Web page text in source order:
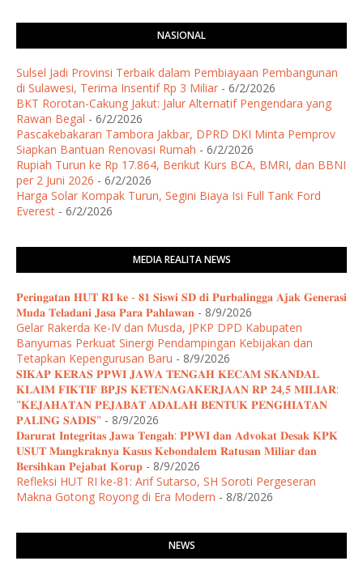
NASIONAL
Sulsel Jadi Provinsi Terbaik dalam Pembiayaan Pembangunan
di Sulawesi, Terima Insentif Rp 3 Miliar - 6/2/2026
BKT Rorotan-Cakung Jakut: Jalur Alternatif Pengendara yang
Rawan Begal - 6/2/2026
Pascakebakaran Tambora Jakbar, DPRD DKI Minta Pemprov
Siapkan Bantuan Renovasi Rumah - 6/2/2026
Rupiah Turun ke Rp 17.864, Berikut Kurs BCA, BMRI, dan BBNI
per 2 Juni 2026 - 6/2/2026
Harga Solar Kompak Turun, Segini Biaya Isi Full Tank Ford
Everest - 6/2/2026
MEDIA REALITA NEWS
𝐏𝐞𝐫𝐢𝐧𝐠𝐚𝐭𝐚𝐧 𝐇𝐔𝐓 𝐑𝐈 𝐤𝐞 - 𝟖𝟏 𝐒𝐢𝐬𝐰𝐢 𝐒𝐃 𝐝𝐢 𝐏𝐮𝐫𝐛𝐚𝐥𝐢𝐧𝐠𝐠𝐚 𝐀𝐣𝐚𝐤 𝐆𝐞𝐧𝐞𝐫𝐚𝐬𝐢
𝐌𝐮𝐝𝐚 𝐓𝐞𝐥𝐚𝐝𝐚𝐧𝐢 𝐉𝐚𝐬𝐚 𝐏𝐚𝐫𝐚 𝐏𝐚𝐡𝐥𝐚𝐰𝐚𝐧 - 8/9/2026
Gelar Rakerda Ke-IV dan Musda, JPKP DPD Kabupaten
Banyumas Perkuat Sinergi Pendampingan Kebijakan dan
Tetapkan Kepengurusan Baru - 8/9/2026
𝐒𝐈𝐊𝐀𝐏 𝐊𝐄𝐑𝐀𝐒 𝐏𝐏𝐖𝐈 𝐉𝐀𝐖𝐀 𝐓𝐄𝐍𝐆𝐀𝐇 𝐊𝐄𝐂𝐀𝐌 𝐒𝐊𝐀𝐍𝐃𝐀𝐋
𝐊𝐋𝐀𝐈𝐌 𝐅𝐈𝐊𝐓𝐈𝐅 𝐁𝐏𝐉𝐒 𝐊𝐄𝐓𝐄𝐍𝐀𝐆𝐀𝐊𝐄𝐑𝐉𝐀𝐀𝐍 𝐑𝐏 𝟐𝟒,𝟓 𝐌𝐈𝐋𝐈𝐀𝐑:
"𝐊𝐄𝐉𝐀𝐇𝐀𝐓𝐀𝐍 𝐏𝐄𝐉𝐀𝐁𝐀𝐓 𝐀𝐃𝐀𝐋𝐀𝐇 𝐁𝐄𝐍𝐓𝐔𝐊 𝐏𝐄𝐍𝐆𝐇𝐈𝐀𝐓𝐀𝐍
𝐏𝐀𝐋𝐈𝐍𝐆 𝐒𝐀𝐃𝐈𝐒" - 8/9/2026
𝐃𝐚𝐫𝐮𝐫𝐚𝐭 𝐈𝐧𝐭𝐞𝐠𝐫𝐢𝐭𝐚𝐬 𝐉𝐚𝐰𝐚 𝐓𝐞𝐧𝐠𝐚𝐡: 𝐏𝐏𝐖𝐈 𝐝𝐚𝐧 𝐀𝐝𝐯𝐨𝐤𝐚𝐭 𝐃𝐞𝐬𝐚𝐤 𝐊𝐏𝐊
𝐔𝐒𝐔𝐓 𝐌𝐚𝐧𝐠𝐤𝐫𝐚𝐤𝐧𝐲𝐚 𝐊𝐚𝐬𝐮𝐬 𝐊𝐞𝐛𝐨𝐧𝐝𝐚𝐥𝐞𝐦 𝐑𝐚𝐭𝐮𝐬𝐚𝐧 𝐌𝐢𝐥𝐢𝐚𝐫 𝐝𝐚𝐧
𝐁𝐞𝐫𝐬𝐢𝐡𝐤𝐚𝐧 𝐏𝐞𝐣𝐚𝐛𝐚𝐭 𝐊𝐨𝐫𝐮𝐩 - 8/9/2026
Refleksi HUT RI ke-81: Arif Sutarso, SH Soroti Pergeseran
Makna Gotong Royong di Era Modern - 8/8/2026
NEWS